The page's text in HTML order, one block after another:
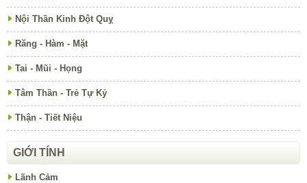
Nội Thần Kinh Đột Quỵ
Răng - Hàm - Mặt
Tai - Mũi - Họng
Tâm Thần - Trẻ Tự Kỷ
Thận - Tiết Niệu
GIỚI TÍNH
Lãnh Cảm